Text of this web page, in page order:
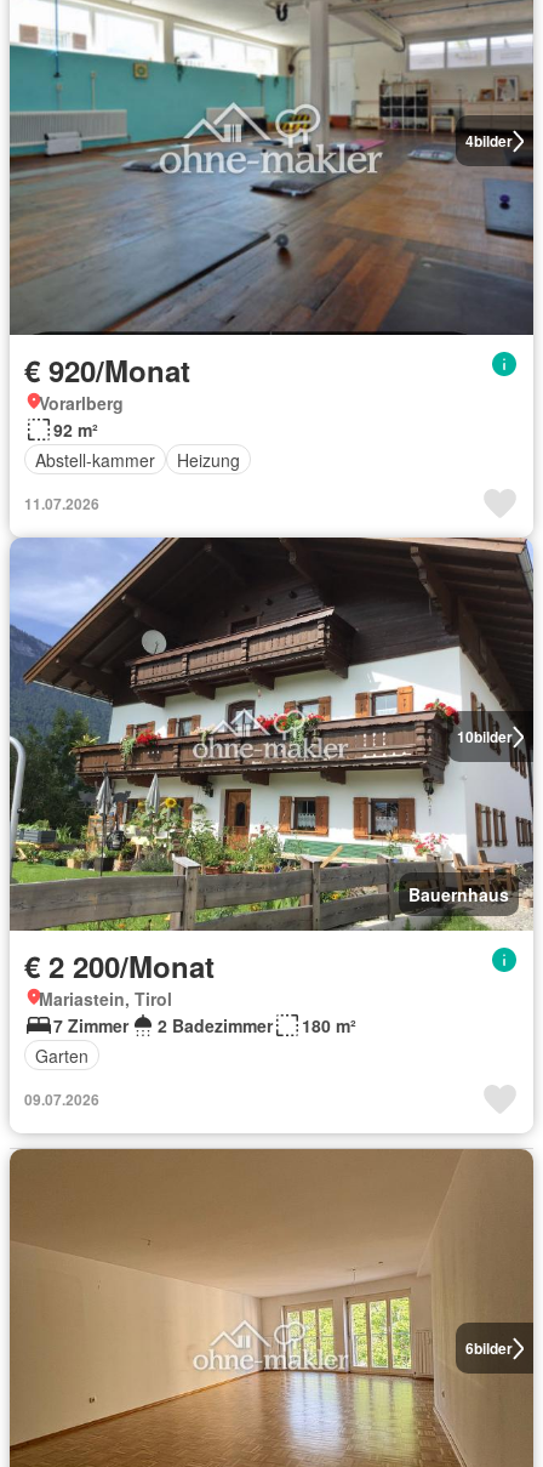
4bilder
€ 920/Monat
Vorarlberg
92 m²
Abstell-kammer
Heizung
11.07.2026
10bilder
Bauernhaus
€ 2 200/Monat
Mariastein, Tirol
7 Zimmer
2 Badezimmer
180 m²
Garten
09.07.2026
6bilder